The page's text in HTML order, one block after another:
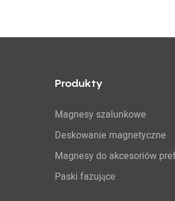
Produkty
Magnesy szalunkowe
Deskowanie magnetyczne
Magnesy do akcesoriów
Paski fazujące